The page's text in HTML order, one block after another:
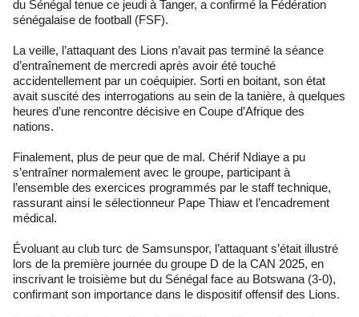
du Sénégal tenue ce jeudi à Tanger, a confirmé la Fédération
sénégalaise de football (FSF).
La veille, l’attaquant des Lions n’avait pas terminé la séance
d’entraînement de mercredi après avoir été touché
accidentellement par un coéquipier. Sorti en boitant, son état
avait suscité des interrogations au sein de la tanière, à quelques
heures d’une rencontre décisive en Coupe d’Afrique des
nations.
Finalement, plus de peur que de mal. Chérif Ndiaye a pu
s’entraîner normalement avec le groupe, participant à
l’ensemble des exercices programmés par le staff technique,
rassurant ainsi le sélectionneur Pape Thiaw et l’encadrement
médical.
Évoluant au club turc de Samsunspor, l’attaquant s’était illustré
lors de la première journée du groupe D de la CAN 2025, en
inscrivant le troisième but du Sénégal face au Botswana (3-0),
confirmant son importance dans le dispositif offensif des Lions.